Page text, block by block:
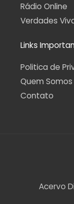
Rádio Online
Verdades
Links
Politica de
Quem Somos
Contato
Acervo